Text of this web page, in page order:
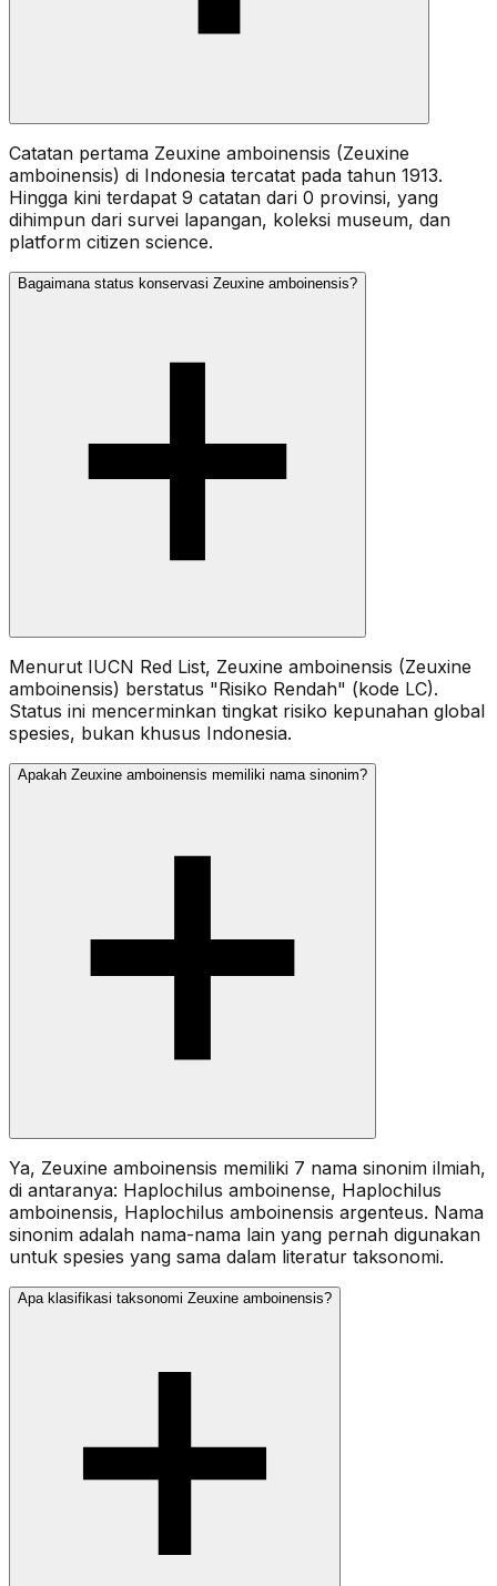
Catatan pertama Zeuxine amboinensis (Zeuxine
amboinensis) di Indonesia tercatat pada tahun 1913.
Hingga kini terdapat 9 catatan dari 0 provinsi, yang
dihimpun dari survei lapangan, koleksi museum, dan
platform citizen science.
Bagaimana status konservasi Zeuxine amboinensis?
Menurut IUCN Red List, Zeuxine amboinensis (Zeuxine
amboinensis) berstatus "Risiko Rendah" (kode LC).
Status ini mencerminkan tingkat risiko kepunahan global
spesies, bukan khusus Indonesia.
Apakah Zeuxine amboinensis memiliki nama sinonim?
Ya, Zeuxine amboinensis memiliki 7 nama sinonim ilmiah,
di antaranya: Haplochilus amboinense, Haplochilus
amboinensis, Haplochilus amboinensis argenteus. Nama
sinonim adalah nama-nama lain yang pernah digunakan
untuk spesies yang sama dalam literatur taksonomi.
Apa klasifikasi taksonomi Zeuxine amboinensis?